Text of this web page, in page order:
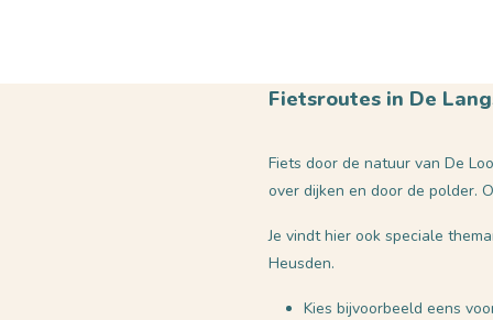
Fietsroutes in De
Fiets door de natuur van De
over dijken en door de polder.
Je vindt hier ook speciale
Heusden.
Kies bijvoorbeeld eens